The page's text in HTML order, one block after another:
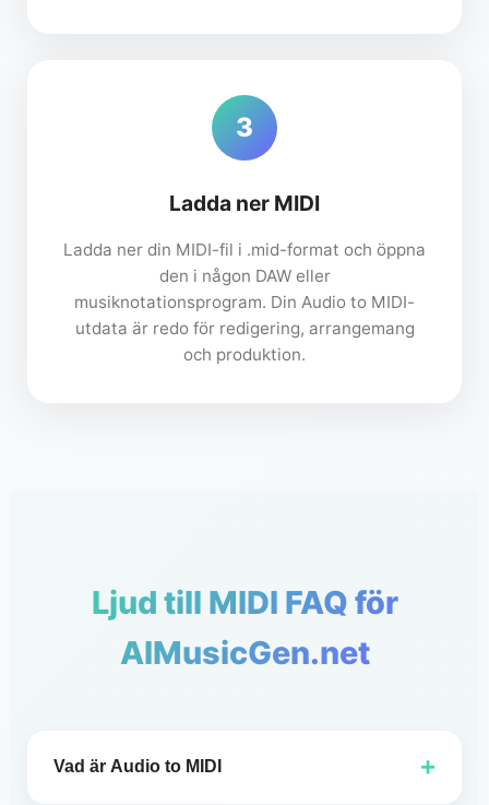
3
Ladda ner MIDI
Ladda ner din MIDI-fil i .mid-format och öppna
den i någon DAW eller
musiknotationsprogram. Din Audio to MIDI-
utdata är redo för redigering, arrangemang
och produktion.
Ljud till MIDI FAQ för
AIMusicGen.net
Vad är Audio to MIDI +